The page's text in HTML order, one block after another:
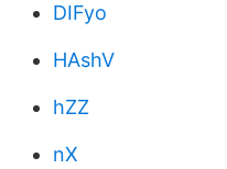
DIFyo
HAshV
hZZ
nX